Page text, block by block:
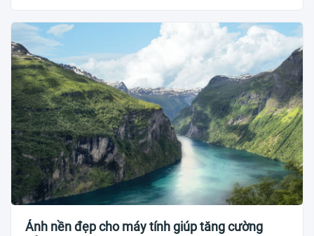
Ảnh nền đẹp cho máy tính giúp tăng cường